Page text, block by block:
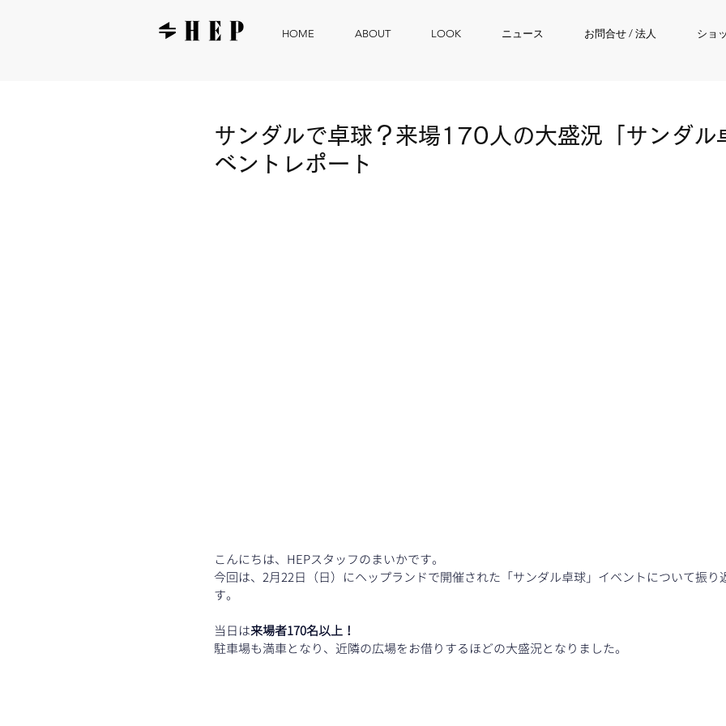
HOME ABOUT LOOK ニュース お問合せ / 法人 ショ
サンダルで卓球？来場170人の大盛況「サンダル
ベントレポート
こんにちは、HEPスタッフのまいかです。
今回は、2月22日（日）にヘップランドで開催された「サンダル卓球」イベントについて振り
す。
当日は来場者170名以上！
駐車場も満車となり、近隣の広場をお借りするほどの大盛況となりました。